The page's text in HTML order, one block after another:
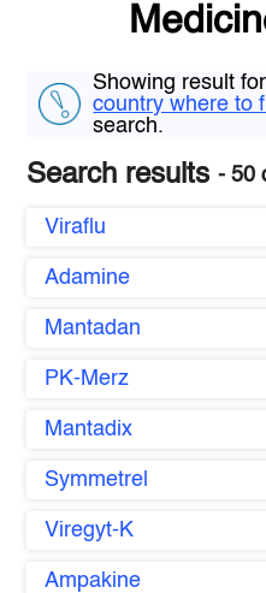
Showing result
country where to
search.
Search results- 50
Viraflu
Adamine
Mantadan
PK-Merz
Mantadix
Symmetrel
Viregyt-K
Ampakine